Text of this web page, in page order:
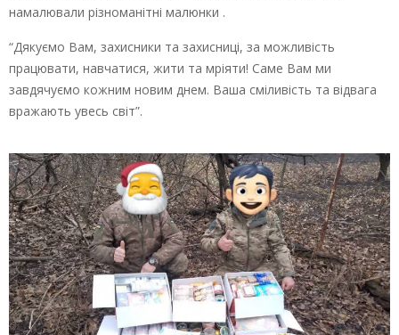
намалювали різноманітні малюнки .
“Дякуємо Вам, захисники та захисниці, за можливість
працювати, навчатися, жити та мріяти! Саме Вам ми
завдячуємо кожним новим днем. Ваша сміливість та відвага
вражають увесь світ”.